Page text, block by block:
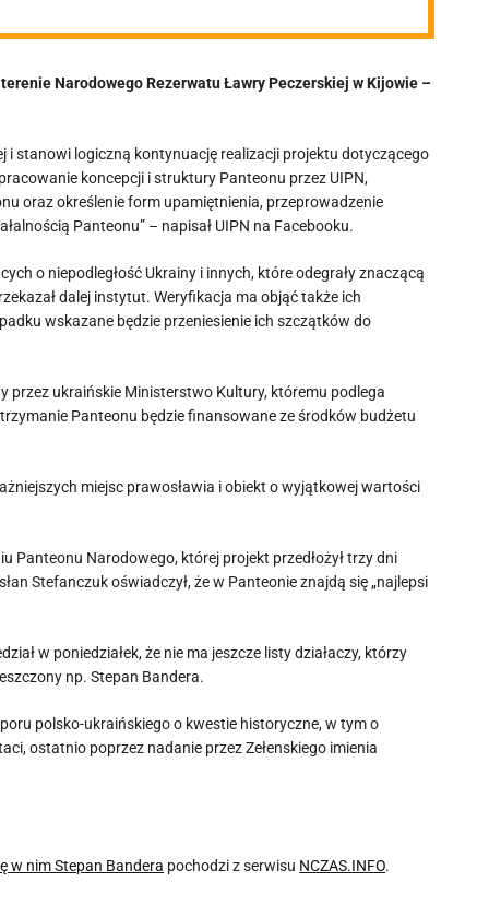
Narodowego Rezerwatu Ławry Peczerskiej w Kijowie –
i stanowi logiczną kontynuację realizacji projektu dotyczącego
koncepcji i struktury Panteonu przez UIPN,
oraz określenie form upamiętnienia, przeprowadzenie
Panteonu” – napisał UIPN na Facebooku.
o niepodległość Ukrainy i innych, które odegrały znaczącą
dalej instytut. Weryfikacja ma objąć także ich
wskazane będzie przeniesienie ich szczątków do
ukraińskie Ministerstwo Kultury, któremu podlega
Panteonu będzie finansowane ze środków budżetu
miejsc prawosławia i obiekt o wyjątkowej wartości
Panteonu Narodowego, której projekt przedłożył trzy dni
Stefanczuk oświadczył, że w Panteonie znajdą się „najlepsi
w poniedziałek, że nie ma jeszcze listy działaczy, którzy
np. Stepan Bandera.
polsko-ukraińskiego o kwestie historyczne, w tym o
ostatnio poprzez nadanie przez Zełenskiego imienia
w nim Stepan Bandera pochodzi z serwisu NCZAS.INFO.